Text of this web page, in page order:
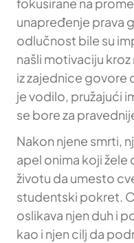
fokusirane na
unapređenje prava
odlučnost bile su
našli motivaciju
iz zajednice govore
je vodilo, pružajući
se bore za
Nakon njene smrti,
apel onima koji
životu da umesto
studentski pokret.
oslikava njen duh i
kao i njen cilj da